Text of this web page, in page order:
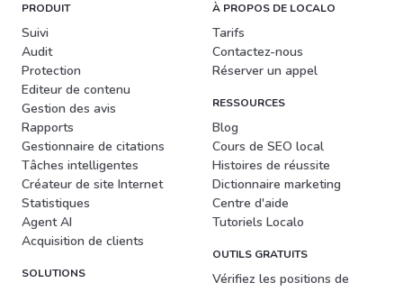
PRODUIT
Suivi
Audit
Protection
Editeur de contenu
Gestion des avis
Rapports
Gestionnaire de citations
Tâches intelligentes
Créateur de site Internet
Statistiques
Agent AI
Acquisition de clients
SOLUTIONS
À PROPOS DE LOCALO
Tarifs
Contactez-nous
Réserver un appel
RESSOURCES
Blog
Cours de SEO local
Histoires de réussite
Dictionnaire marketing
Centre d'aide
Tutoriels Localo
OUTILS GRATUITS
Vérifiez les positions de